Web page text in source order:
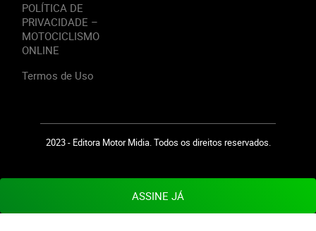
POLÍTICA DE
PRIVACIDADE –
MOTOCICLISMO
ONLINE
Termos de Uso
2023 - Editora Motor Midia. Todos os direitos reservados.
ASSINE JÁ